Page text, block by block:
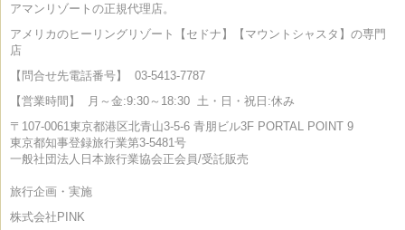
アマンリゾートの正規代理店。
アメリカのヒーリングリゾート【セドナ】【マウントシャスタ】の専門
店
【問合せ先電話番号】
03-5413-7787
【営業時間】
月～金:9:30～18:30 土・日・祝日:休み
〒107-0061東京都港区北青山3-5-6 青朋ビル3F PORTAL POINT 9
東京都知事登録旅行業第3-5481号
一般社団法人日本旅行業協会正会員/受託販売
旅行企画・実施
株式会社PINK